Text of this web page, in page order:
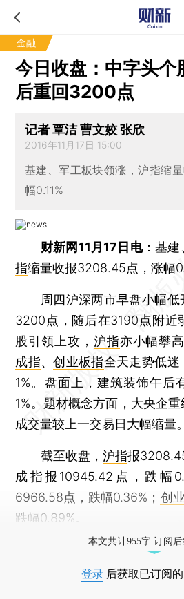
金融
今日收盘：中字头个
后重回3200点
记者 覃洁 曹文姣 张欣
2016年11月17日 15:00
基建、军工板块领涨，沪指缩
幅0.11%
财新网11月17日电：基建
指缩量收报3208.45点，涨幅
周四沪深两市早盘小幅低
3200点，随后在3190点附近
股引领上攻， 沪指亦小幅攀
成指、创业板指全天走势低迷
1%。盘面上，建筑装饰午后
1%。题材概念方面，大央企
成交量较上一交易日大幅缩量。
截至收盘， 沪指报
成指报10945.42点，跌幅
6966.58点，跌幅0.36%； 创
跌幅0.89%。
本文共计955字 订阅
登录 后获取已订阅